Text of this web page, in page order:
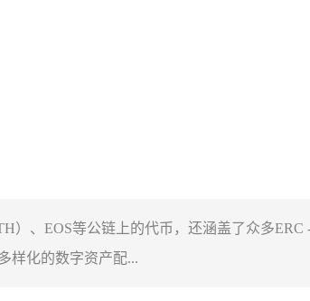
、EOS等公链上的代币，还涵盖了众多ERC -
样化的数字资产配...